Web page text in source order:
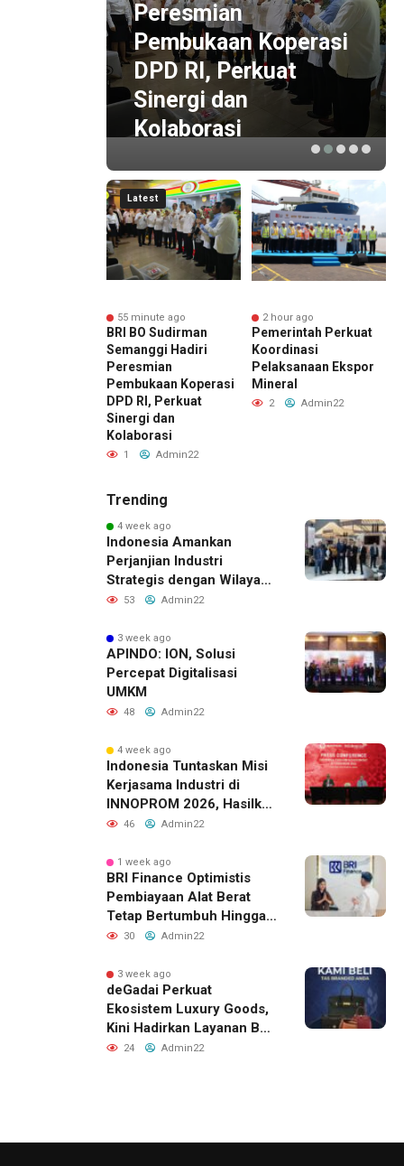
Peresmian
Pembukaan Koperasi
DPD RI, Perkuat
Sinergi dan
Kolaborasi
Latest
55 minute ago
BRI BO Sudirman
Semanggi Hadiri
Peresmian
Pembukaan Koperasi
DPD RI, Perkuat
Sinergi dan
Kolaborasi
1 Admin22
2 hour ago
Pemerintah Perkuat
Koordinasi
Pelaksanaan Ekspor
Mineral
2 Admin22
Trending
4 week ago
Indonesia Amankan
Perjanjian Industri
Strategis dengan Wilayah
Sverdlovsk, Rusia untuk
53 Admin22
3 week ago
APINDO: ION, Solusi
Percepat Digitalisasi
UMKM
48 Admin22
4 week ago
Indonesia Tuntaskan Misi
Kerjasama Industri di
INNOPROM 2026, Hasilkan
Belasan Kerja Sama
46 Admin22
1 week ago
BRI Finance Optimistis
Pembiayaan Alat Berat
Tetap Bertumbuh Hingga
Akhir 2026
30 Admin22
3 week ago
deGadai Perkuat
Ekosistem Luxury Goods,
Kini Hadirkan Layanan Beli
Tas, Titip Jual, dan Gadai
24 Admin22